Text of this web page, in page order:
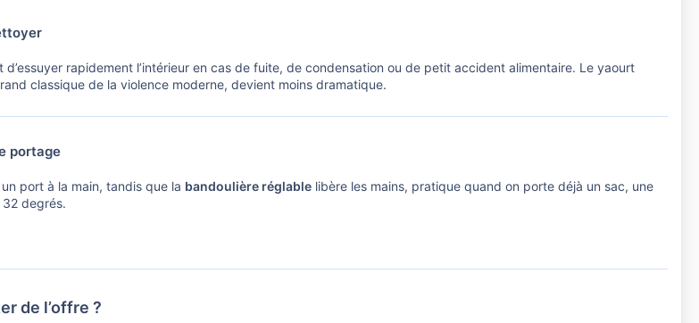
d’essuyer rapidement l’intérieur en cas de fuite, de condensation ou de petit accident alimentaire. Le yaourt
classique de la violence moderne, devient moins dramatique.
portage
port à la main, tandis que la bandoulière réglable libère les mains, pratique quand on porte déjà un sac, une
degrés.
de l’offre ?